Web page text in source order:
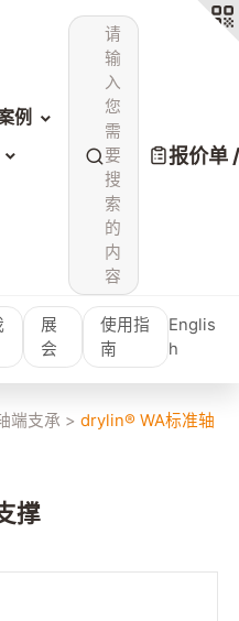
例
请
输
入
您
需
要
搜
索
的
内
容
报价单
展
会
使用指
南
Englis
h
端支承 >drylin® WA标准轴
撑